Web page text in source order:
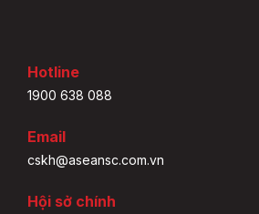
Hotline
1900 638 088
Email
cskh@aseansc.com.vn
Hội sở chính